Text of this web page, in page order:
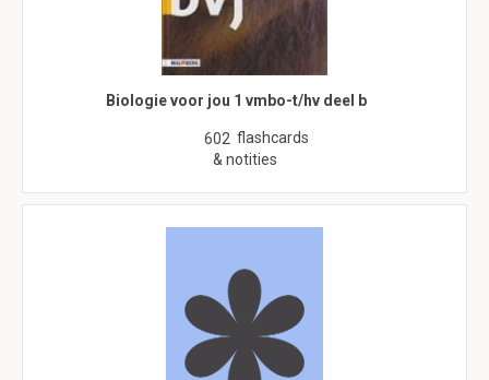
Biologie voor jou 1 vmbo-t/hv deel b
602 flashcards
& notities